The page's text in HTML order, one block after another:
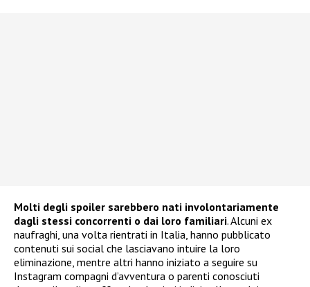
Molti degli spoiler sarebbero nati involontariamente
dagli stessi concorrenti o dai loro familiari. Alcuni ex
naufraghi, una volta rientrati in Italia, hanno pubblicato
contenuti sui social che lasciavano intuire la loro
eliminazione, mentre altri hanno iniziato a seguire su
Instagram compagni d’avventura o parenti conosciuti